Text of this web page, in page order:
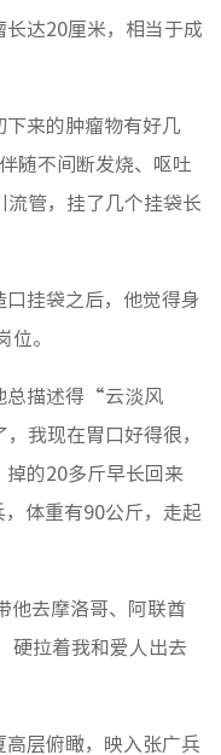
达20厘米，相当于成
下来的肿瘤物有好几
随不间断发烧、呕吐
管，挂了几个挂袋长
挂袋之后，他觉得身
。
总描述得“云淡风
我现在胃口好得很，
掉的20多斤早长回来
体重有90公斤，走起
他去摩洛哥、阿联酋
硬拉着我和爱人出去
层俯瞰，映入张广兵